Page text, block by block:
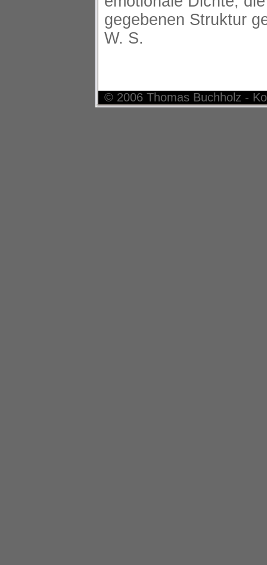
gegebenen Struktur
W. S.
© 2006 Thomas Buchholz -